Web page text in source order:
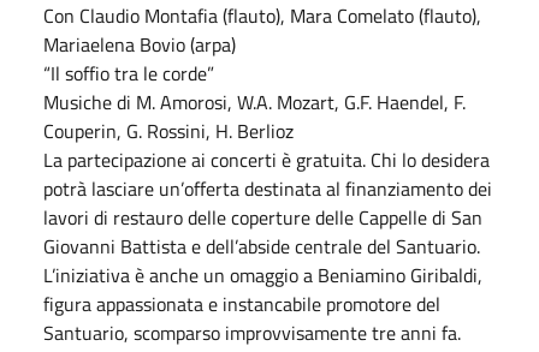
Con Claudio Montafia (flauto), Mara Comelato (flauto),
Mariaelena Bovio (arpa)
“Il soffio tra le corde”
Musiche di M. Amorosi, W.A. Mozart, G.F. Haendel, F.
Couperin, G. Rossini, H. Berlioz
La partecipazione ai concerti è gratuita. Chi lo desidera
potrà lasciare un’offerta destinata al finanziamento dei
lavori di restauro delle coperture delle Cappelle di San
Giovanni Battista e dell’abside centrale del Santuario.
L’iniziativa è anche un omaggio a Beniamino Giribaldi,
figura appassionata e instancabile promotore del
Santuario, scomparso improvvisamente tre anni fa.